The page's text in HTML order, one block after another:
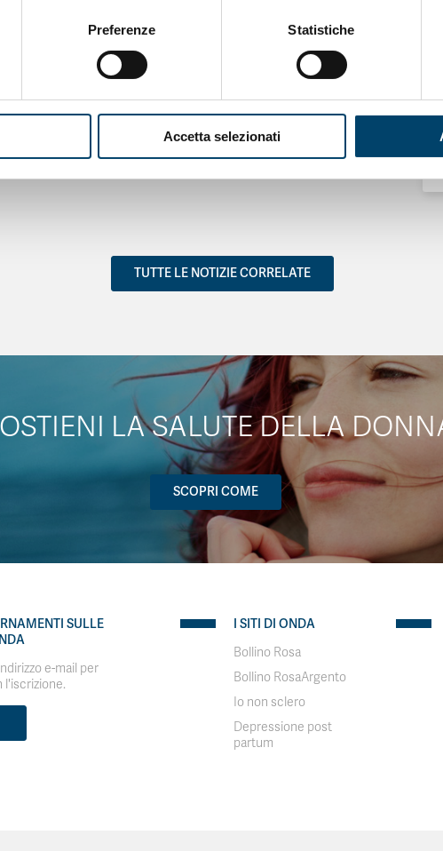
Preferenze Statistiche
Accetta selezionati
ONDA PER IL SISTEMA SANITARIO
ONDA PER
LE DONNE
Salu’. Dal dialogo alla cura
TUTTE LE NOTIZIE CORRELATE
LA SALUTE DELLA
SCOPRI COME
SULLE
e-mail per
l'iscrizione.
I SITI DI ONDA
Bollino Rosa
Bollino RosaArgento
Io non sclero
Depressione post
partum